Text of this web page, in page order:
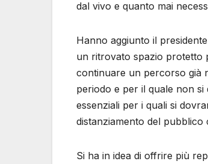
dal vivo e quanto mai
Hanno aggiunto il
un ritrovato spazio protetto
continuare un percorso già
periodo e per il quale non
essenziali per i quali si
distanziamento del
Si ha in idea di offrire più